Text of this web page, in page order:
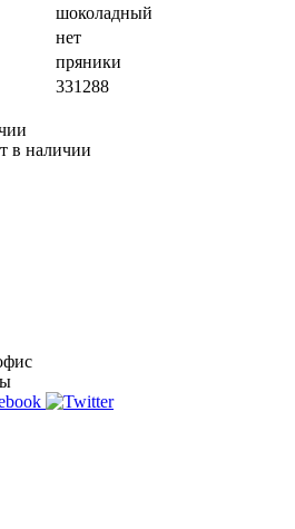
шоколадный
нет
пряники
331288
в наличии